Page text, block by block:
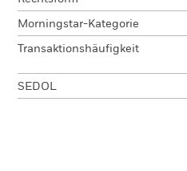
Morningstar-Kategorie
Transaktionshäufigkeit
SEDOL